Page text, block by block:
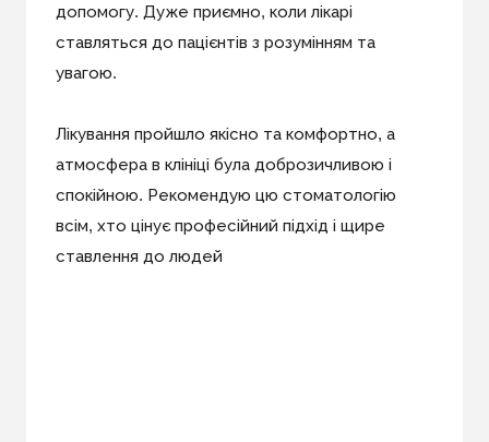
допомогу. Дуже приємно, коли лікарі
ставляться до пацієнтів з розумінням та
увагою.
Лікування пройшло якісно та комфортно, а
атмосфера в клініці була доброзичливою і
спокійною. Рекомендую цю стоматологію
всім, хто цінує професійний підхід і щире
ставлення до людей